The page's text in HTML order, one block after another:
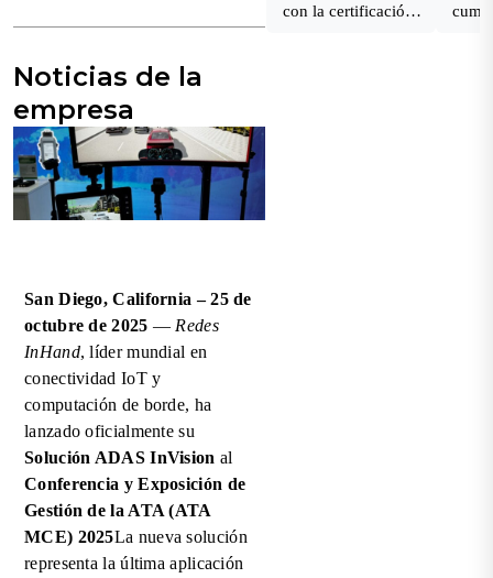
Noticias de la
empresa
San Diego, California – 25 de
octubre de 2025 — Redes
InHand, líder mundial en
conectividad IoT y
computación de borde, ha
lanzado oficialmente su
Solución ADAS InVision al
Conferencia y Exposición de
Gestión de la ATA (ATA
MCE) 2025La nueva solución
representa la última aplicación
con la certificación